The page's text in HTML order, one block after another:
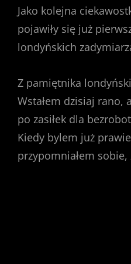
Jako kolejna
pojawiły się już
londyńskich
Z pamiętnika
Wstałem dzisiaj rano,
po zasiłek dla
Kiedy bylem już
przypomniałem